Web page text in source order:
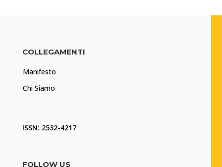
COLLEGAMENTI
Manifesto
Chi Siamo
ISSN: 2532-4217
FOLLOW US